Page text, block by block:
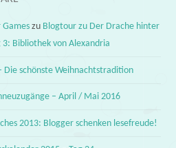
Games zu Blogtour zu Der Drache hinter
3: Bibliothek von Alexandria
Die schönste Weihnachtstradition
– April / Mai 2016
2013: Blogger schenken lesefreude!